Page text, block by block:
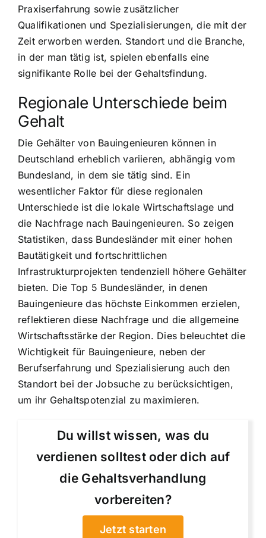
Praxiserfahrung sowie zusätzlicher
Qualifikationen und Spezialisierungen, die mit der
Zeit erworben werden. Standort und die Branche,
in der man tätig ist, spielen ebenfalls eine
signifikante Rolle bei der Gehaltsfindung.
Regionale Unterschiede beim
Gehalt
Die Gehälter von Bauingenieuren können in
Deutschland erheblich variieren, abhängig vom
Bundesland, in dem sie tätig sind. Ein
wesentlicher Faktor für diese regionalen
Unterschiede ist die lokale Wirtschaftslage und
die Nachfrage nach Bauingenieuren. So zeigen
Statistiken, dass Bundesländer mit einer hohen
Bautätigkeit und fortschrittlichen
Infrastrukturprojekten tendenziell höhere Gehälter
bieten. Die Top 5 Bundesländer, in denen
Bauingenieure das höchste Einkommen erzielen,
reflektieren diese Nachfrage und die allgemeine
Wirtschaftsstärke der Region. Dies beleuchtet die
Wichtigkeit für Bauingenieure, neben der
Berufserfahrung und Spezialisierung auch den
Standort bei der Jobsuche zu berücksichtigen,
um ihr Gehaltspotenzial zu maximieren.
Du willst wissen, was du
verdienen solltest oder dich auf
die Gehaltsverhandlung
vorbereiten?
Jetzt starten